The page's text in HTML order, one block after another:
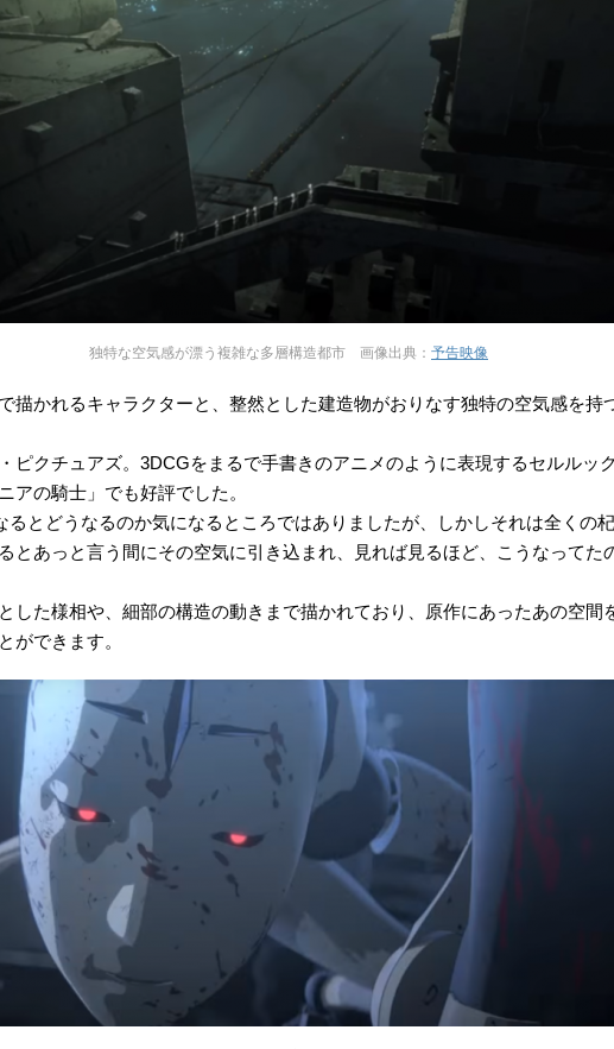
独特な空気感が漂う複雑な多層構造都市 画像出典： 予告映像
描かれるキャラクターと、整然とした建造物がおりなす独特の空気感を持
ピクチュアズ。3DCGをまるで手書きのアニメのように表現するセルルッ
アの騎士」でも好評でした。
るとどうなるのか気になるところではありましたが、しかしそれは全くの
とあっと言う間にその空気に引き込まれ、見れば見るほど、こうなってた
した様相や、細部の構造の動きまで描かれており、原作にあったあの空間
ができます。